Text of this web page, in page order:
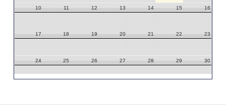
10 11 12 13 14 15 16
17 18 19 20 21 22 23
24 25 26 27 28 29 30